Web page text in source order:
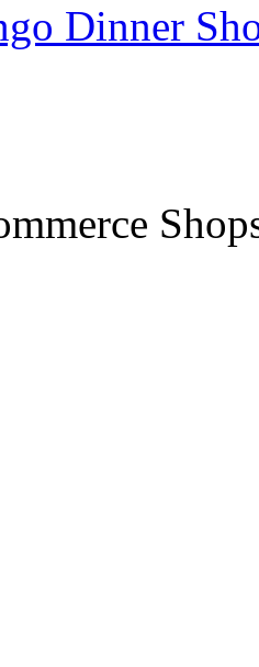
Dinner